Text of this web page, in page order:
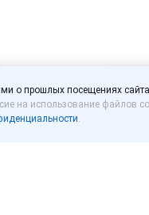
о
о прошлых посещениях
на использование файлов
.